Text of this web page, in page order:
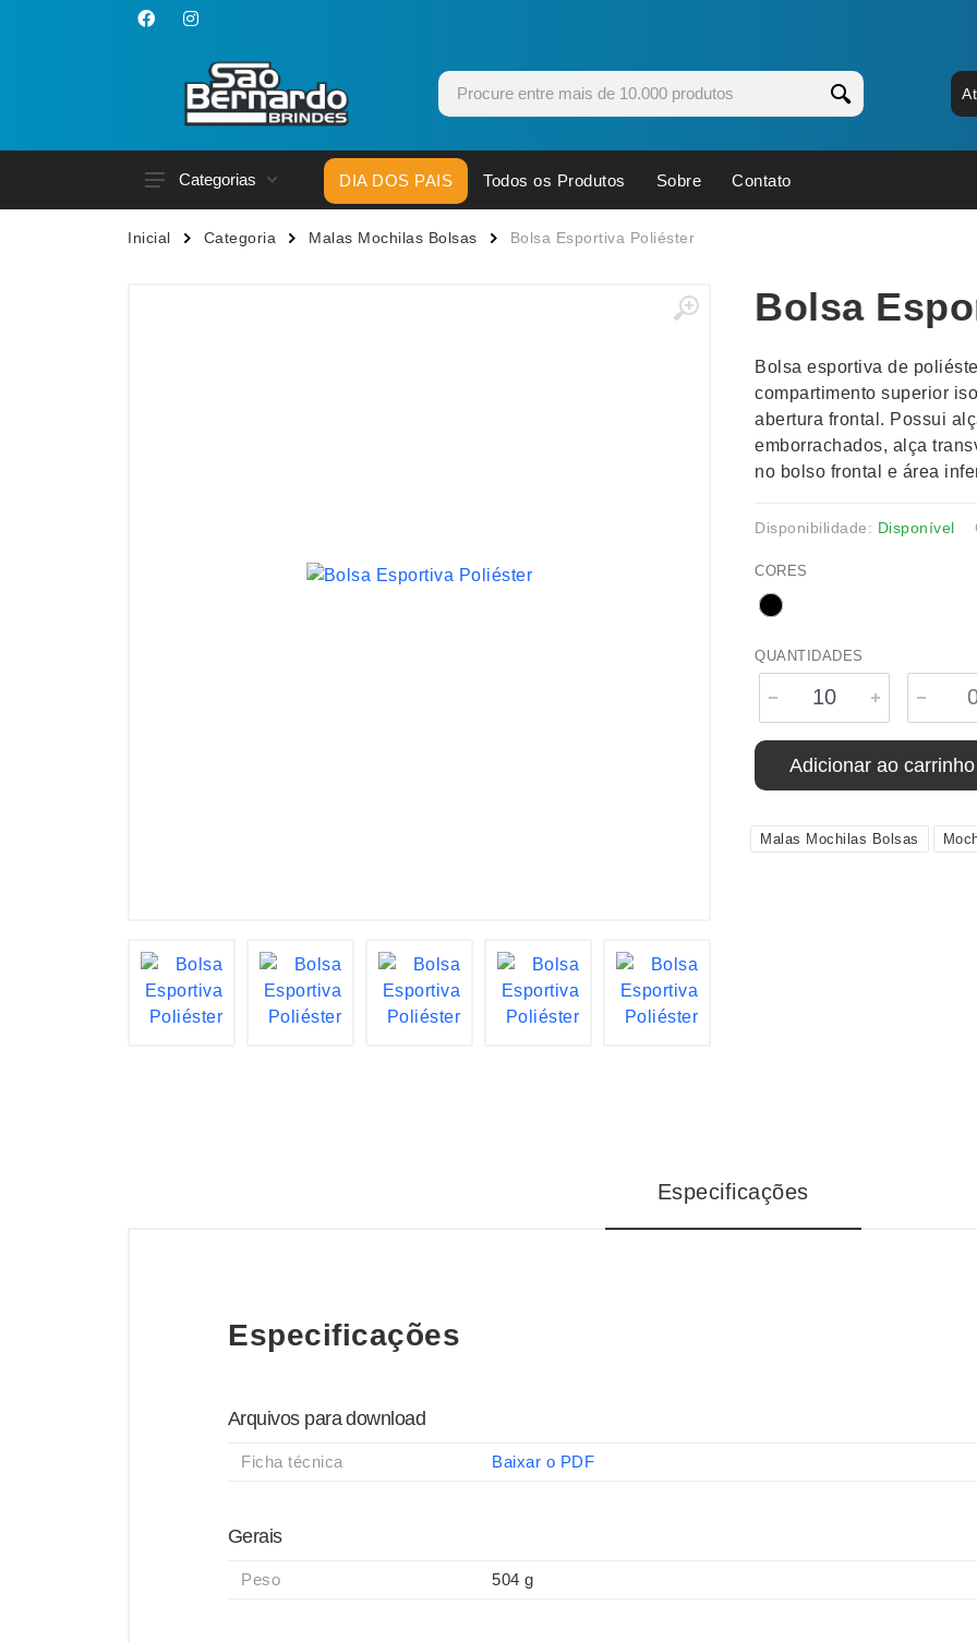
Categorias
Acessórios p/ Celular
Canecas
Copos
Cuidados Pessoais
Esporte e Jogos
Fones de
Guarda-
Kit
Kit Queijo
Lanternas
DIA DOS PAIS Todos os Produtos Sobre Contato
Inicial Categoria Malas Mochilas Bolsas Bolsa Esportiva Poliéster
Bolsa
Bolsa esportiva de
compartimento superior
abertura frontal. Possui
emborrachados, alça
no bolso frontal e área
Disponibilidade: Disponível
CORES
QUANTIDADES
Adicionar ao carrinho
Malas Mochilas Bolsas
Especificações
Especificações
Arquivos para download
Ficha técnica Baixar o PDF
Gerais
Peso 504 g